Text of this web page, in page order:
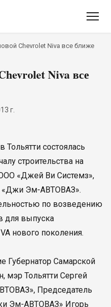
Chevrolet Niva все ближе
Niva все
г.
Тольятти состоялась
строительства на
«Джей Ви Системз»,
«Джи Эм-АВТОВАЗ».
по возведению
для выпуска
нового поколения.
Губернатор Самарской
мэр Тольятти Сергей
Председатель
Эм-АВТОВАЗ» Игорь